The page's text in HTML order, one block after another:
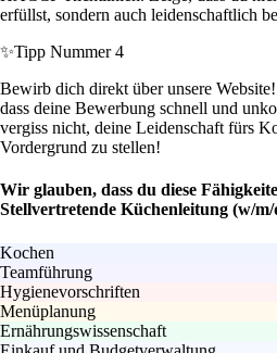
erfüllst, sondern auch leidenschaftlich
✨Tipp Nummer 4
Bewirb dich direkt über unsere
dass deine Bewerbung schnell und
vergiss nicht, deine Leidenschaft fürs
Vordergrund zu stellen!
Wir glauben, dass du diese
Stellvertretende Küchenleitung (w/
Kochen
Teamführung
Hygienevorschriften
Menüplanung
Ernährungswissenschaft